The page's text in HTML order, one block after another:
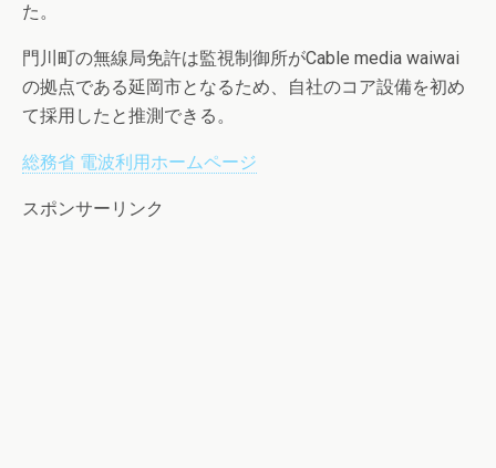
た。
門川町の無線局免許は監視制御所がCable media waiwai
の拠点である延岡市となるため、自社のコア設備を初め
て採用したと推測できる。
総務省 電波利用ホームページ
スポンサーリンク